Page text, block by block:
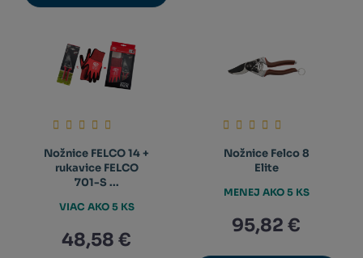
Nožnice FELCO 14 +
rukavice FELCO
701-S ...
48,58 €
VIAC AKO 5 KS
Nožnice Felco 8
Elite
95,82 €
MENEJ AKO 5 KS